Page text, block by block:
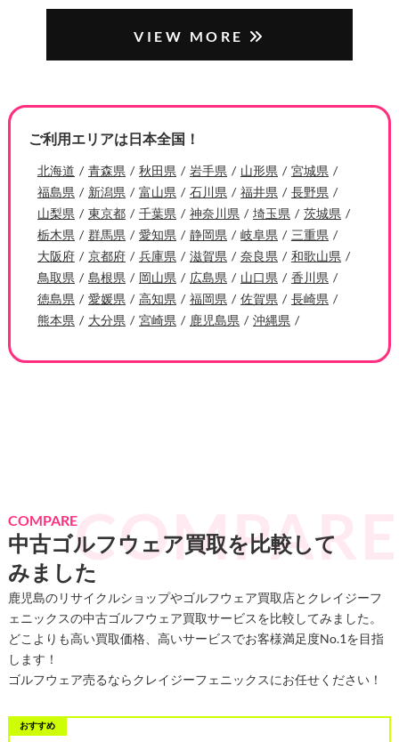
ります。)
ご利用エリアは日本全国！
北海道 青森県 秋田県 岩手県 山形県
宮城県
福島県
新潟県 富山県 石川県 福井県
長野県
山梨県
東京都 千葉県 神奈川県 埼玉県
茨城県
栃木県
群馬県 愛知県 静岡県 岐阜県
三重県
大阪府
京都府 兵庫県 滋賀県 奈良県
和歌山県
鳥取県
島根県 岡山県 広島県 山口県
香川県
COMPARE
中古ゴルフウェア買取を比較して
みました
鹿児島のリサイクルショップやゴルフウェア買取店とクレイジーフ
ェニックスの中古ゴルフウェア買取サービスを比較してみました。
どこよりも高い買取価格、高いサービスでお客様満足度No.1を目指
ゴルフウェア売るならクレイジーフェニックスにお任せください！